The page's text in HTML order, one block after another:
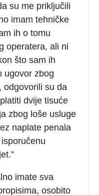
su me priključili
imam tehničke
ih o tomu
operatera, ali ni
što sam ih
ugovor zbog
odgovorili su da
dvije tisuće
zbog loše usluge
naplate penala
imate sva
osobito